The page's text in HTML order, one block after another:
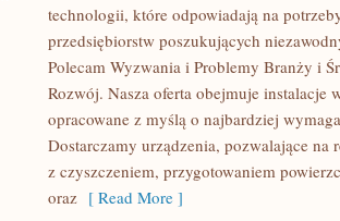
GIGANTY
ŚWIATA
technologii, które odpowiadają na
przedsiębiorstw poszukujących
Polecam Wyzwania i Problemy Branży i
Rozwój. Nasza oferta obejmuje instalacje
opracowane z myślą o najbardziej
Dostarczamy urządzenia, pozwalające na
z czyszczeniem, przygotowaniem
oraz [ Read More ]